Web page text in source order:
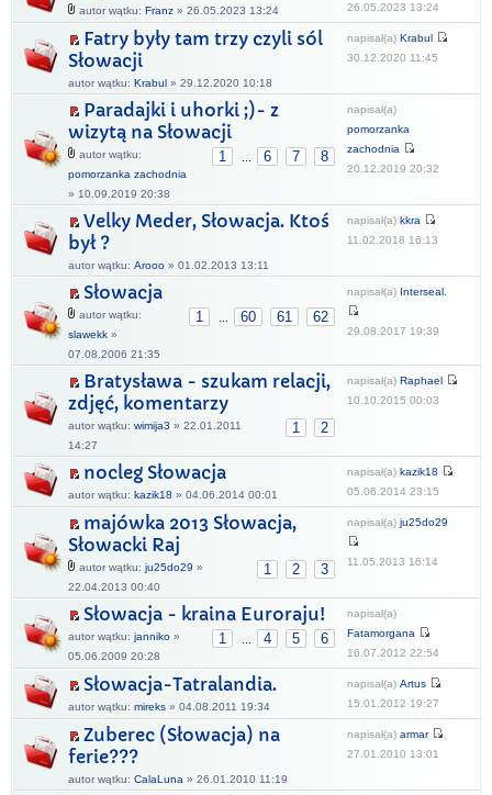
autor wątku: Franz » 26.05.2023 13:24
26.05.2023 13:24
Fatry były tam trzy czyli sól
Słowacji
autor wątku: Krabul » 29.12.2020 10:18
napisał(a) Krabul
30.12.2020 11:45
Paradajki i uhorki ;)- z
wizytą na Słowacji
1 6 7 8
autor wątku:
pomorzanka zachodnia
» 10.09.2019 20:38
napisał(a)
pomorzanka
zachodnia
20.12.2019 20:32
Velky Meder, Słowacja. Ktoś
był ?
autor wątku: Arooo » 01.02.2013 13:11
napisał(a) kkra
11.02.2018 16:13
Słowacja
1 60 61 62
autor wątku:
slawekk »
07.08.2006 21:35
napisał(a) Interseal.
29.08.2017 19:39
Bratysława - szukam relacji,
zdjęć, komentarzy
1 2
autor wątku: wimija3 » 22.01.2011
14:27
napisał(a) Raphael
10.10.2015 00:03
nocleg Słowacja
autor wątku: kazik18 » 04.06.2014 00:01
napisał(a) kazik18
05.06.2014 23:15
majówka 2013 Słowacja,
Słowacki Raj
1 2 3
autor wątku: ju25do29 »
22.04.2013 00:40
napisał(a) ju25do29
11.05.2013 16:14
Słowacja - kraina Euroraju!
1 4 5 6
autor wątku: janniko »
05.06.2009 20:28
napisał(a)
Fatamorgana
16.07.2012 22:54
Słowacja-Tatralandia.
autor wątku: mireks » 04.08.2011 19:34
napisał(a) Artus
15.01.2012 19:27
Zuberec (Słowacja) na
ferie???
autor wątku: CalaLuna » 26.01.2010 11:19
napisał(a) armar
27.01.2010 13:01